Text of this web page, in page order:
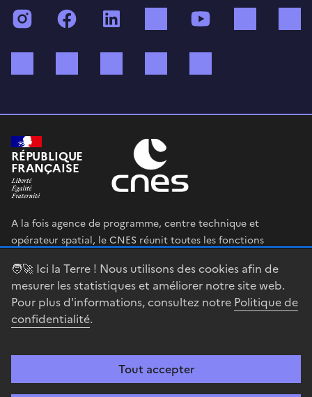
🧑‍🚀 Ici la Terre ! Nous utilisons des cookies afin de
mesurer les statistiques et améliorer notre site web.
Pour plus d'informations, consultez notre Politique de
confidentialité.
Tout accepter
InstagramFacebook TikTok
RÉPUBLIQUE
FRANÇAISE
A la fois agence de programme, centre technique et
opérateur spatial, le CNES réunit toutes les fonctions
en œuvre sa stratégie spatiale.
legifrance.gouv.fr
gouvernement.fr
Accessibilité : partiellement conforme Mentions légales